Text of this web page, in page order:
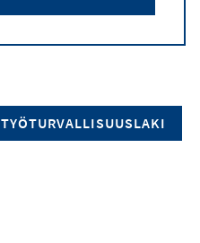
TYÖTURVALLISUUSLAKI